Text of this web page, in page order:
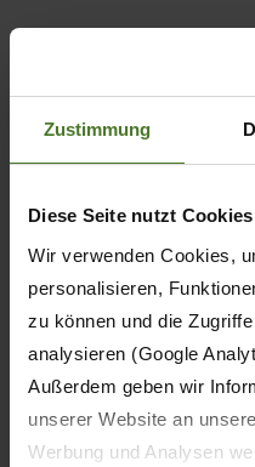
Zustimmung
Diese Seite nutzt Cookies
Wir verwenden Cookies,
personalisieren,
zu können und die
analysieren (Google
Außerdem geben wir
unserer Website an
Werbung und Analysen